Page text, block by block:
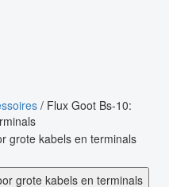
/ Flux Goot Bs-10: